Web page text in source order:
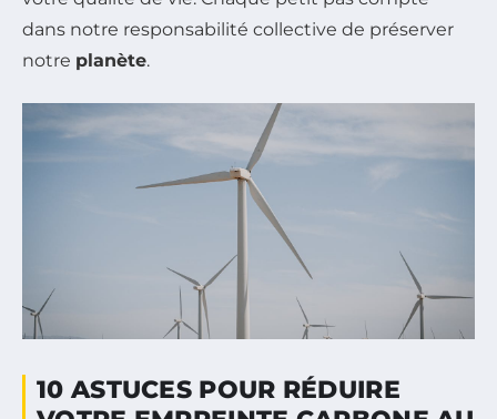
dans notre responsabilité collective de préserver
notre planète.
10 ASTUCES POUR RÉDUIRE